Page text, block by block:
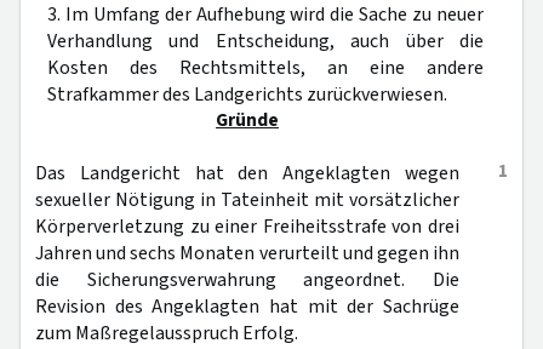
3. Im Umfang der Aufhebung wird die Sache zu neuer
Verhandlung und Entscheidung, auch über die
Kosten des Rechtsmittels, an eine andere
Strafkammer des Landgerichts zurückverwiesen.
Gründe
1
Das Landgericht hat den Angeklagten wegen
sexueller Nötigung in Tateinheit mit vorsätzlicher
Körperverletzung zu einer Freiheitsstrafe von drei
Jahren und sechs Monaten verurteilt und gegen ihn
die Sicherungsverwahrung angeordnet. Die
Revision des Angeklagten hat mit der Sachrüge
zum Maßregelausspruch Erfolg.